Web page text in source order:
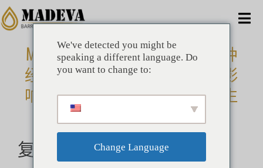
跳
到
内
切
导
备择方案
公司
Madeva 为木桶再生提供了一种
经济有效的解决方案，不会影
响您的最终产品或延长您的生
复兴是一种节省成本的策略
We've detected you might be
speaking a different language. Do
you want to change to:
Change Language